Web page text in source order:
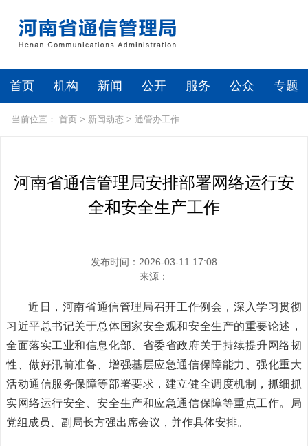
首页 机构 新闻 公开 服务 公众 专题
当前位置： 首页> 新闻动态 > 通管办工作
河南省通信管理局安排部署网络运行安
全和安全生产工作
发布时间：2026-03-11 17:08
来源：
近日，河南省通信管理局召开工作例会，深入学习贯彻
习近平总书记关于总体国家安全观和安全生产的重要论述，
全面落实工业和信息化部、省委省政府关于持续提升网络韧
性、做好汛前准备、增强基层应急通信保障能力、强化重大
活动通信服务保障等部署要求，建立健全调度机制，抓细抓
实网络运行安全、安全生产和应急通信保障等重点工作。局
党组成员、副局长方强出席会议，并作具体安排。